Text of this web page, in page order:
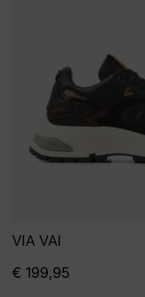
VIA VAI
€ 199,95